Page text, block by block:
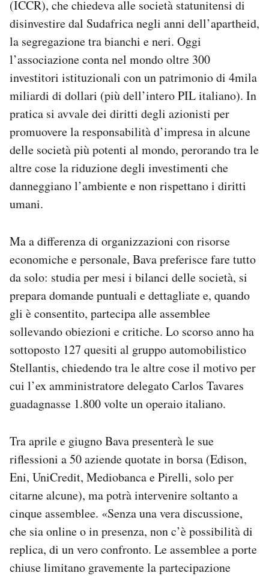
(ICCR), che chiedeva alle società statunitensi di
disinvestire dal Sudafrica negli anni dell’apartheid,
la segregazione tra bianchi e neri. Oggi
l’associazione conta nel mondo oltre 300
investitori istituzionali con un patrimonio di 4mila
miliardi di dollari (più dell’intero PIL italiano). In
pratica si avvale dei diritti degli azionisti per
promuovere la responsabilità d’impresa in alcune
delle società più potenti al mondo, perorando tra le
altre cose la riduzione degli investimenti che
danneggiano l’ambiente e non rispettano i diritti
umani.
Ma a differenza di organizzazioni con risorse
economiche e personale, Bava preferisce fare tutto
da solo: studia per mesi i bilanci delle società, si
prepara domande puntuali e dettagliate e, quando
gli è consentito, partecipa alle assemblee
sollevando obiezioni e critiche. Lo scorso anno ha
sottoposto 127 quesiti al gruppo automobilistico
Stellantis, chiedendo tra le altre cose il motivo per
cui l’ex amministratore delegato Carlos Tavares
guadagnasse 1.800 volte un operaio italiano.
Tra aprile e giugno Bava presenterà le sue
riflessioni a 50 aziende quotate in borsa (Edison,
Eni, UniCredit, Mediobanca e Pirelli, solo per
citarne alcune), ma potrà intervenire soltanto a
cinque assemblee. «Senza una vera discussione,
che sia online o in presenza, non c’è possibilità di
replica, di un vero confronto. Le assemblee a porte
chiuse limitano gravemente la partecipazione